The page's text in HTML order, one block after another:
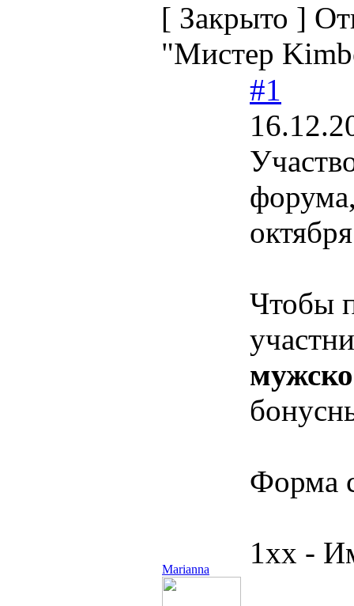
[ Закрыто ]
"Мистер
Marianna
#1
Чтобы
Форма
1хх -